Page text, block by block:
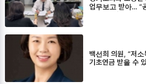
업무보고 받아… “
백선희 의원, “저
기초연금 받을 수